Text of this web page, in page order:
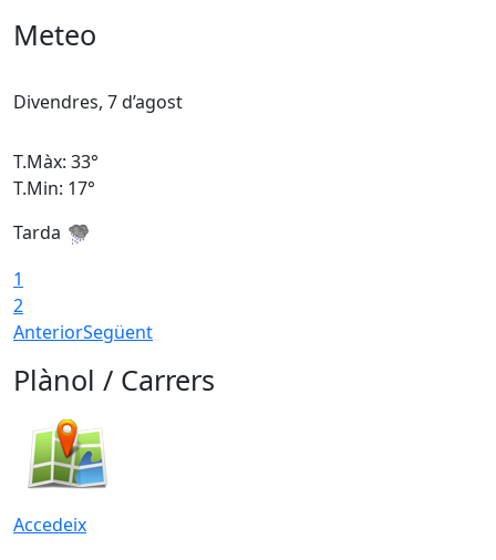
Meteo
Divendres, 7 d’agost
T.Màx: 33°
T.Min: 17°
Tarda
1
2
AnteriorSegüent
Plànol / Carrers
Accedeix